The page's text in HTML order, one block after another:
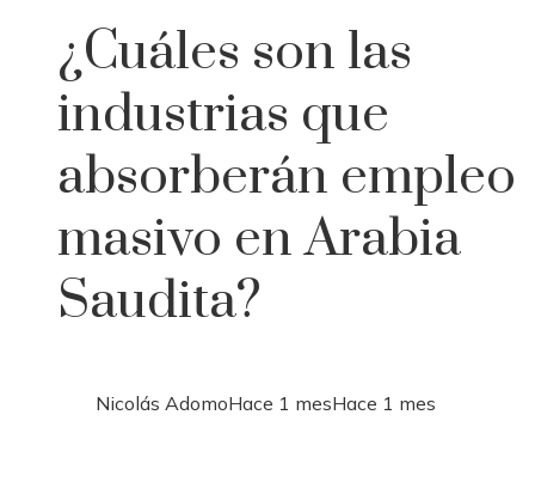
¿Cuáles son las
industrias que
absorberán empleo
masivo en Arabia
Saudita?
Nicolás AdomoHace 1 mesHace 1 mes